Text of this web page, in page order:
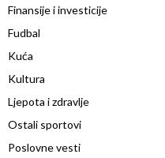
:
Finansije i investicije
Fudbal
Kuća
Kultura
Ljepota i zdravlje
Ostali sportovi
Poslovne vesti